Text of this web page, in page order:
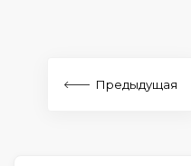
Предыдущая